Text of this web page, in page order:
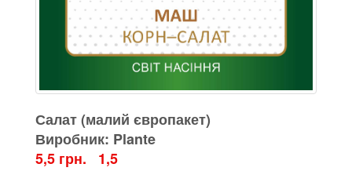
Салат (малий європакет)
Виробник: Plante
5,5 грн. 1,5